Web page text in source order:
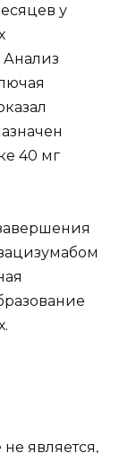
у
Анализ
40 мг
является,